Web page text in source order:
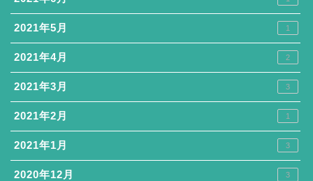
2021年5月 1
2021年4月 2
2021年3月 3
2021年2月 1
2021年1月 3
2020年12月 3